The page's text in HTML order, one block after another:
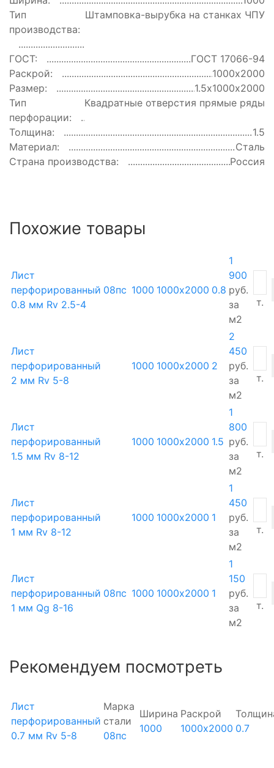
Тип
производства:
Штамповка-вырубка на станках ЧПУ
ГОСТ:
ГОСТ 17066-94
Раскрой:
1000х2000
Размер:
1.5х1000х2000
Тип
перфорации:
Квадратные отверстия прямые ряды
Толщина:
1.5
Материал:
Сталь
Страна производства:
Россия
Похожие товары
Лист
перфорированный
0.8 мм Rv 2.5-4
08пс 1000 1000х2000 0.8
1
900
руб.
за
м2
т.
Лист
перфорированный
2 мм Rv 5-8
1000 1000х2000 2
2
450
руб.
за
м2
т.
Лист
перфорированный
1.5 мм Rv 8-12
1000 1000х2000 1.5
1
800
руб.
за
м2
т.
Лист
перфорированный
1 мм Rv 8-12
1000 1000х2000 1
1
450
руб.
за
м2
т.
Лист
перфорированный
1 мм Qg 8-16
08пс 1000 1000х2000 1
1
150
руб.
за
м2
т.
Рекомендуем посмотреть
Лист
перфорированный
0.7 мм Rv 5-8
Марка
стали
08пс
Ширина
1000
Раскрой
1000х2000 0.7